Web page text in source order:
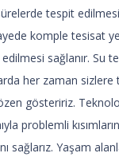
tespit
komple tesisat
sağlanır. Su
her zaman
gösteririz.
problemli
sağlarız. Yaşam